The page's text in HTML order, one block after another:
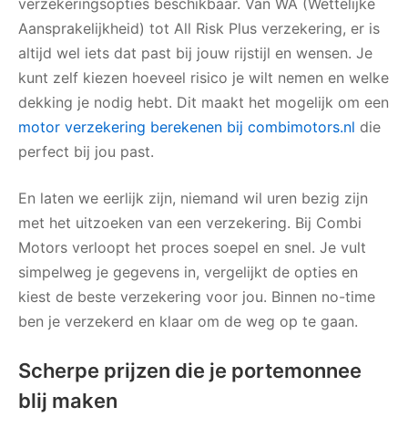
verzekeringsopties beschikbaar. Van WA (Wettelijke
Aansprakelijkheid) tot All Risk Plus verzekering, er is
altijd wel iets dat past bij jouw rijstijl en wensen. Je
kunt zelf kiezen hoeveel risico je wilt nemen en welke
dekking je nodig hebt. Dit maakt het mogelijk om een
motor verzekering berekenen bij combimotors.nl die
perfect bij jou past.
En laten we eerlijk zijn, niemand wil uren bezig zijn
met het uitzoeken van een verzekering. Bij Combi
Motors verloopt het proces soepel en snel. Je vult
simpelweg je gegevens in, vergelijkt de opties en
kiest de beste verzekering voor jou. Binnen no-time
ben je verzekerd en klaar om de weg op te gaan.
Scherpe prijzen die je portemonnee
blij maken